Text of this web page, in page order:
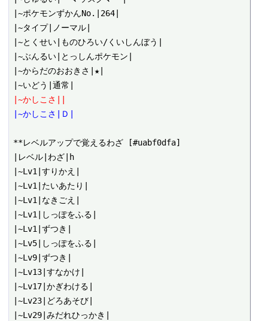
|~ポケモンずかんNo.|264|
|~タイプ|ノーマル|
|~とくせい|ものひろい/くいしんぼう|
|~ぶんるい|とっしんポケモン|
|~からだのおおきさ|★|
|~かしこさ||
|~かしこさ|Ｄ|
**レベルアップで覚えるわざ [#uabf0dfa]
|レベル|わざ|h
|~Lv1|すりかえ|
|~Lv1|たいあたり|
|~Lv1|なきごえ|
|~Lv1|しっぽをふる|
|~Lv1|ずつき|
|~Lv5|しっぽをふる|
|~Lv9|ずつき|
|~Lv13|すなかけ|
|~Lv17|かぎわける|
|~Lv23|どろあそび|
|~Lv29|みだれひっかき|